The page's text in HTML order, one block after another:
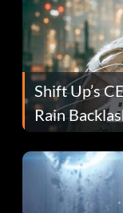
Shift Up’s
Rain